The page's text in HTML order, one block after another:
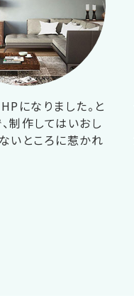
になりました。と
制作してはいおし
いところに惹かれ